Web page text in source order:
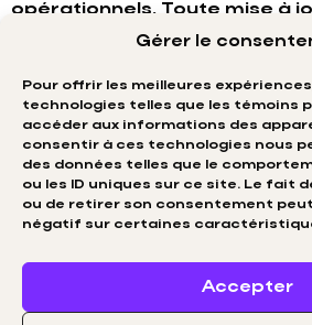
Gérer le
Pour offrir les meilleures
technologies telles que les témoins
accéder aux informations des
consentir à ces technologies nous
des données telles que le
ou les ID uniques sur ce site. Le fait
ou de retirer son consentement
négatif sur certaines
Accepter
opérationnels. Toute mise à
sur cette page.